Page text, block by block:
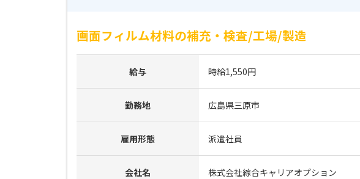
画面フィルム材料の補充・検査/工場/製造
給与 時給1,550円
勤務地 広島県三原市
雇用形態 派遣社員
会社名 株式会社綜合キャリアオプション